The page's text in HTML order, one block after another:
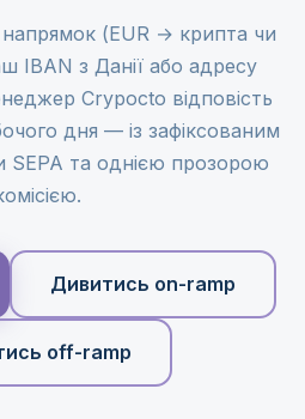
(EUR → крипта чи
IBAN з Данії або адресу
Crypocto відповість
дня — із зафіксованим
SEPA та однією прозорою
Дивитись on-ramp
off-ramp